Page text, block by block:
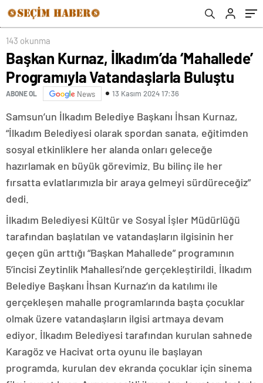
143 okunma
Başkan Kurnaz, İlkadım’da ‘Mahallede’
Programıyla Vatandaşlarla Buluştu
ABONE OL News 13 Kasım 2024 17:36
Samsun’un İlkadım Belediye Başkanı İhsan Kurnaz,
“İlkadım Belediyesi olarak spordan sanata, eğitimden
sosyal etkinliklere her alanda onları geleceğe
hazırlamak en büyük görevimiz. Bu bilinç ile her
fırsatta evlatlarımızla bir araya gelmeyi sürdüreceğiz”
dedi.
İlkadım Belediyesi Kültür ve Sosyal İşler Müdürlüğü
tarafından başlatılan ve vatandaşların ilgisinin her
geçen gün arttığı “Başkan Mahallede” programının
5’incisi Zeytinlik Mahallesi’nde gerçekleştirildi. İlkadım
Belediye Başkanı İhsan Kurnaz’ın da katılımı ile
gerçekleşen mahalle programlarında başta çocuklar
olmak üzere vatandaşların ilgisi artmaya devam
ediyor. İlkadım Belediyesi tarafından kurulan sahnede
Karagöz ve Hacivat orta oyunu ile başlayan
programda, kurulan dev ekranda çocuklar için sinema